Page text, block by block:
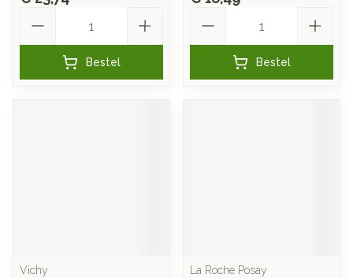
Bestel Bestel
Vichy
La Roche Posay